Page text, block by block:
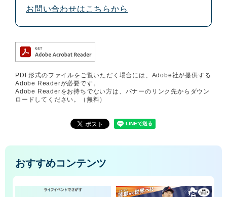
お問い合わせはこちらから
PDF形式のファイルをご覧いただく場合には、Adobe社が提供する
Adobe Readerが必要です。
Adobe Readerをお持ちでない方は、バナーのリンク先からダウン
ロードしてください。（無料）
おすすめコンテンツ